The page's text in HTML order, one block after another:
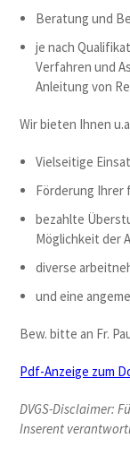
Beratung und
je nach
Verfahren und
Anleitung von
Wir bieten Ihnen
Vielseitige
Förderung Ihrer
bezahlte
Möglichkeit der
diverse
und eine
Bew. bitte an Fr.
Pdf-Anzeige zum
DVGS-Disclaimer:
Inserent